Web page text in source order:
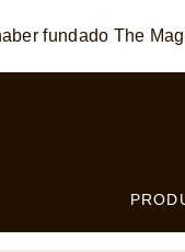
fundado The